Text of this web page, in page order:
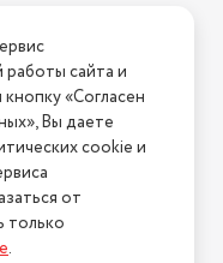
Напишите нам
У нас есть всё!
сайта и
«Согласен
Вы даете
cookie и
от
только
.